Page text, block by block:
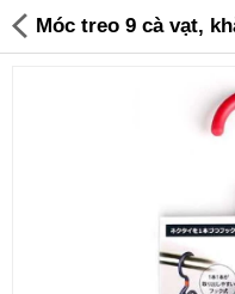
Đồ gia dụng & Nhà cửa